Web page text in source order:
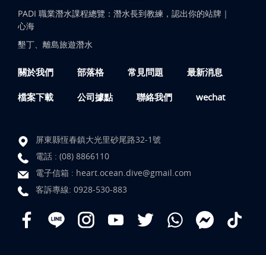
PADI 職業潛水課程總覽：潛水長到教練，認出你的站牌｜
心海
墾丁、離島旅遊潛水
關於我們 部落格 常見問題 最新消息
檔案下載 公司據點 聯絡我們 wechat
屏東縣恆春鎮大光里砂尾路32-1號
電話 : (08) 8866110
電子信箱 : heart.ocean.dive@gmail.com
客訴專線: 0928-530-883